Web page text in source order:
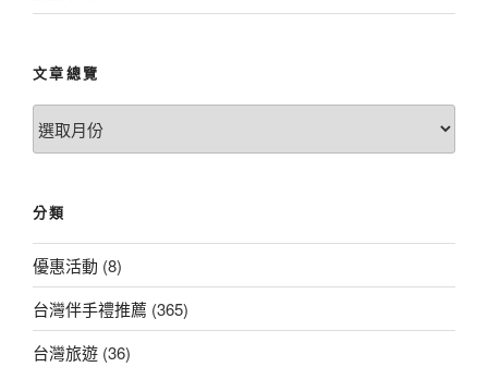
文章總覽
文
章
分類
優惠活動 (8)
台灣伴手禮推薦 (365)
台灣旅遊 (36)